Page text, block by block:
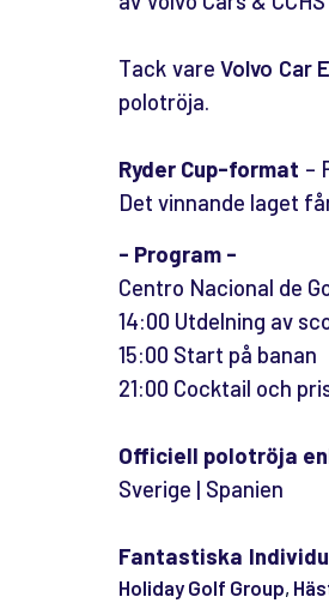
Tack vare Volvo Car
polotröja.
Ryder Cup-format –
Det vinnande laget
- Program -
Centro Nacional de
14:00 Utdelning av
15:00 Start på banan
21:00 Cocktail och
Officiell polotröja
Sverige | Spanien
Fantastiska
Holiday Golf Group,